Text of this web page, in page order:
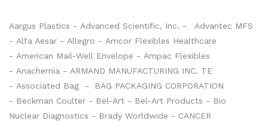
Aargus Plastics - Advanced Scientific, Inc. -
Advantec MFS
- Alfa Aesar - Allegro - Amcor Flexibles Healthcare
- American Mail-Well Envelope - Ampac Flexibles
- Anachemia - ARMAND MANUFACTURING INC. TE
- Associated Bag -
BAG PACKAGING CORPORATION
- Beckman Coulter - Bel-Art - Bel-Art Products - Bio
Nuclear Diagnostics - Brady Worldwide - CANCER